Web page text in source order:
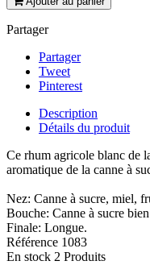
Partager
Partager
Tweet
Pinterest
Description
Détails du produit
Ce rhum agricole blanc de
aromatique de la canne à
Nez: Canne à sucre, miel,
Bouche: Canne à sucre
Finale: Longue.
Référence 1083
En stock 2 Produits